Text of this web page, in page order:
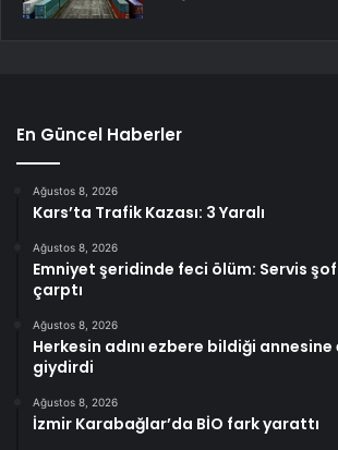
En Güncel Haberler
Ağustos 8, 2026
Kars’ta Trafik Kazası: 3 Yaralı
Ağustos 8, 2026
Emniyet şeridinde feci ölüm: Servis
çarptı
Ağustos 8, 2026
Herkesin adını ezbere bildiği
giydirdi
Ağustos 8, 2026
İzmir Karabağlar’da BİO fark yarattı